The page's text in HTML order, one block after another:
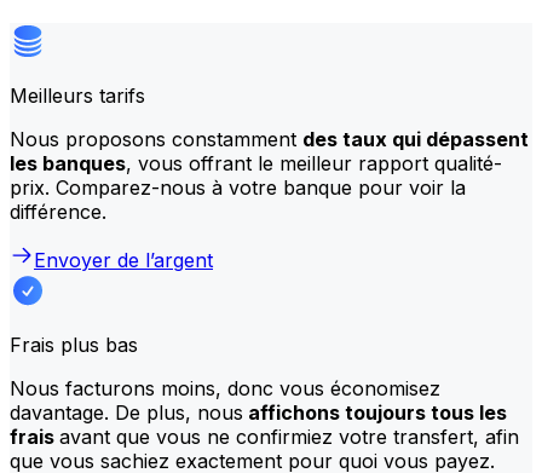
Meilleurs tarifs
Nous proposons constamment des taux qui dépassent
les banques, vous offrant le meilleur rapport qualité-
prix. Comparez-nous à votre banque pour voir la
différence.
Envoyer de l’argent
Frais plus bas
Nous facturons moins, donc vous économisez
davantage. De plus, nous affichons toujours tous les
frais avant que vous ne confirmiez votre transfert, afin
que vous sachiez exactement pour quoi vous payez.